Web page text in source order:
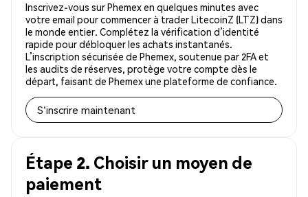
Inscrivez-vous sur Phemex en quelques minutes avec
votre email pour commencer à trader LitecoinZ (LTZ) dans
le monde entier. Complétez la vérification d’identité
rapide pour débloquer les achats instantanés.
L’inscription sécurisée de Phemex, soutenue par 2FA et
les audits de réserves, protège votre compte dès le
départ, faisant de Phemex une plateforme de confiance.
S'inscrire maintenant
Étape 2. Choisir un moyen de
paiement